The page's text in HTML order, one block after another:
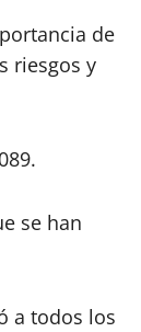
de
riesgos y
se han
a todos los